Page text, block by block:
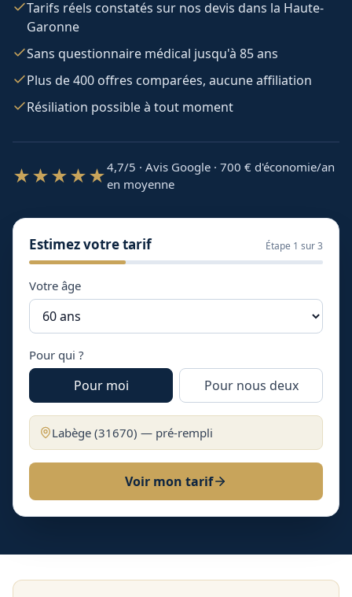
Tarifs réels constatés sur nos devis dans la Haute-
Garonne
Sans questionnaire médical jusqu'à 85 ans
Plus de 400 offres comparées, aucune affiliation
Résiliation possible à tout moment
★★★★★4,7/5 · Avis Google · 700 € d'économie/an
en moyenne
Estimez votre tarif Étape 1 sur 3
Votre âge
Pour qui ?
Pour moi Pour nous deux
Labège (31670) — pré-rempli
Voir mon tarif